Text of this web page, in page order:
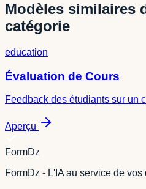
Modèles similaires
catégorie
education
Évaluation de Cours
Feedback des étudiants sur un
Aperçu
FormDz
FormDz - L'IA au service de vos